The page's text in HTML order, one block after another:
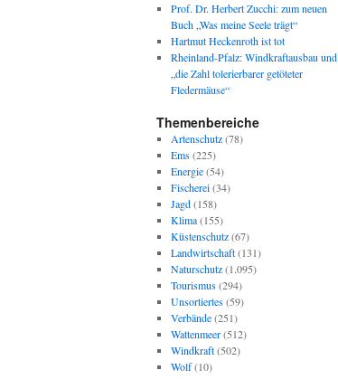
Prof. Dr. Herbert Zucchi: zum neuen
Buch „Was meine Seele trägt“
Hartmut Heckenroth ist tot
Rheinland-Pfalz: Windkraftausbau und
„die Zahl tolerierbarer getöteter
Fledermäuse“
Themenbereiche
Artenschutz(78)
Ems(225)
Energie(54)
Fischerei(34)
Jagd(158)
Klima(155)
Küstenschutz(67)
Landwirtschaft(131)
Naturschutz(1.095)
Tourismus(294)
Unsortiertes(59)
Verbände(251)
Wattenmeer(512)
Windkraft(502)
Wolf(10)